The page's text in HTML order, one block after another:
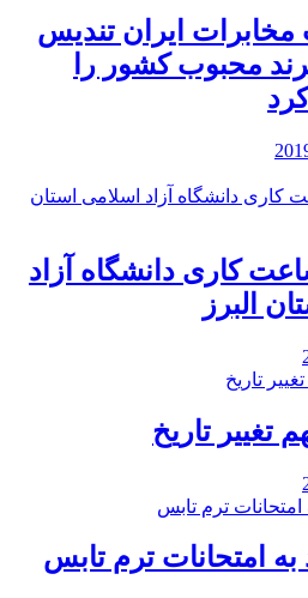
ایران تندیس
محبوب کشور را
کاری دانشگاه آزاد
البرز
تغییر تاریخ
امتحانات ترم تابس